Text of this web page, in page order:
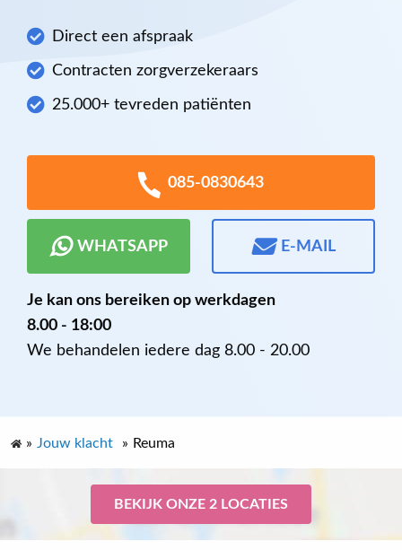
Direct een afspraak
Contracten zorgverzekeraars
25.000+ tevreden patiënten
085-0830643
WHATSAPP E-MAIL
Je kan ons bereiken op werkdagen
8.00 - 18:00
We behandelen iedere dag 8.00 - 20.00
» Jouw klacht » Reuma
BEKIJK ONZE 2 LOCATIES